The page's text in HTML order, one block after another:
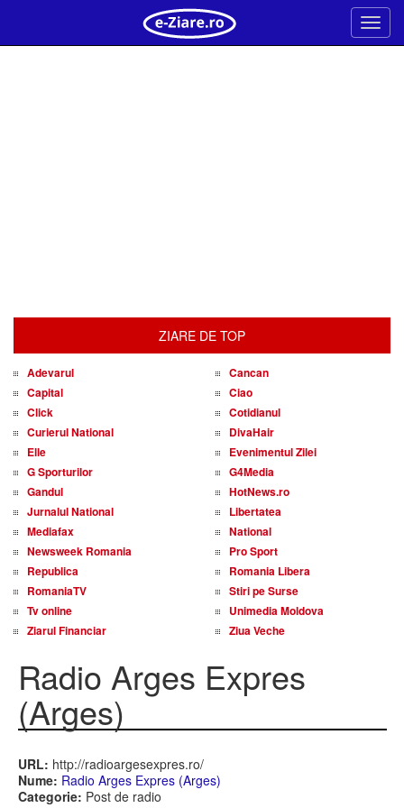
Meniu
ZIARE DE TOP
Adevarul
Cancan
Capital
Ciao
Click
Cotidianul
Curierul National
DivaHair
Elle
Evenimentul Zilei
G Sporturilor
G4Media
Gandul
HotNews.ro
Jurnalul National
Libertatea
Mediafax
National
Newsweek Romania
Pro Sport
Republica
Romania Libera
RomaniaTV
Stiri pe Surse
Tv online
Unimedia Moldova
Ziarul Financiar
Ziua Veche
Radio Arges Expres
(Arges)
URL: http://radioargesexpres.ro/
Nume: Radio Arges Expres (Arges)
Categorie: Post de radio